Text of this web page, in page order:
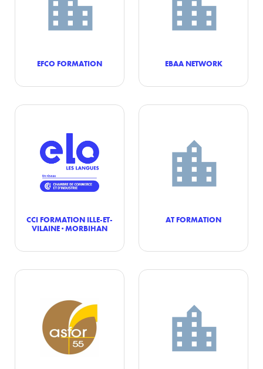
EFCO FORMATION EBAA NETWORK
CCI FORMATION ILLE-ET-
VILAINE · MORBIHAN
AT FORMATION